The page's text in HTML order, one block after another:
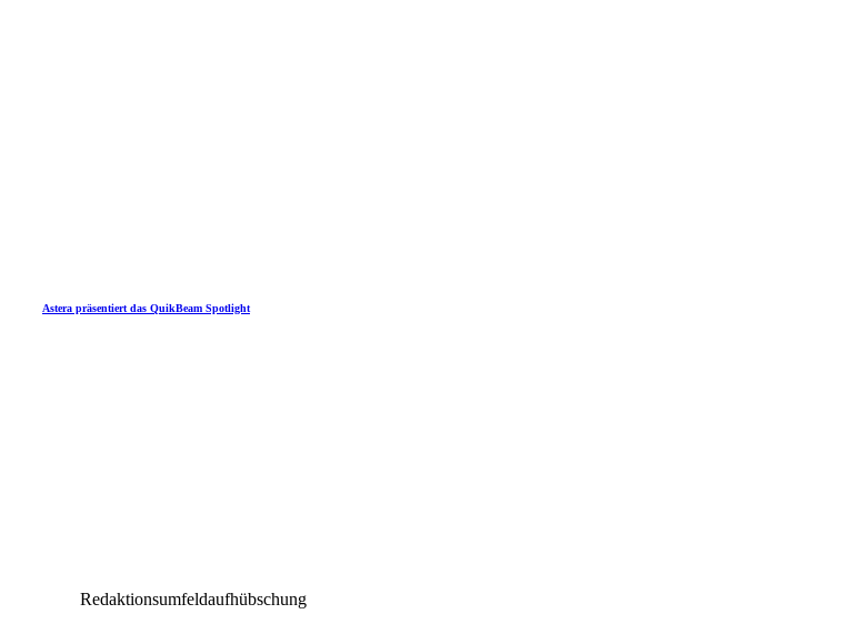
Astera präsentiert das QuikBeam Spotlight
Redaktionsumfeldaufhübschung